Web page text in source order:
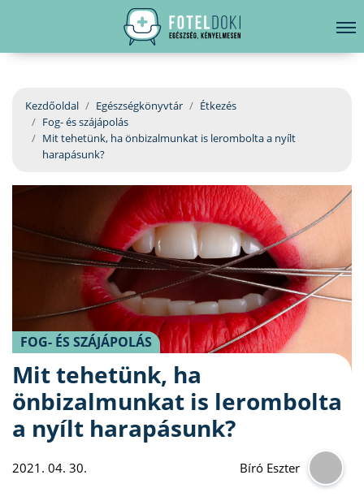
EGÉSZSÉGKÖNYVTÁR
BETEGSÉGKALAUZ
ÜGYELETKERESŐ
ORVOS VÁLASZOL
ORVOSKERESŐ
hirdetés
Kezdőoldal Egészségkönyvtár
Étkezés
Fog- és szájápolás
Mit tehetünk, ha önbizalmunkat is lerombolta a nyílt
harapásunk?
FOG- ÉS SZÁJÁPOLÁS
Mit tehetünk, ha
önbizalmunkat is lerombolta
a nyílt harapásunk?
2021. 04. 30. Bíró Eszter